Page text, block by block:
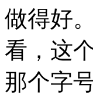
做得好
看，这
那个字